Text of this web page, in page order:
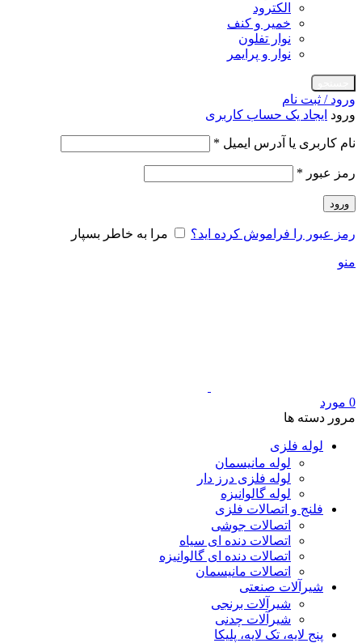
الکترود
خمیر و کنف
نوار تفلون
نوار و پرایمر
ورود / ثبت نام
ورود ایجاد یک حساب کاربری
نام کاربری یا آدرس ایمیل *
رمز عبور *
ورود
رمز عبور را فراموش کرده اید؟ مرا به خاطر بسپار
منو
0 مورد
مرور دسته ها
لوله فلزی
لوله مانیسمان
لوله فلزی درز دار
لوله گالوانیزه
فلنج و اتصالات فلزی
اتصالات جوشی
اتصالات دنده ای سیاه
اتصالات دنده ای گالوانیزه
اتصالات مانیسمان
شیرآلات صنعتی
شیرآلات برنجی
شیرآلات چدنی
پنج لایه، تک لایه، پلیکا